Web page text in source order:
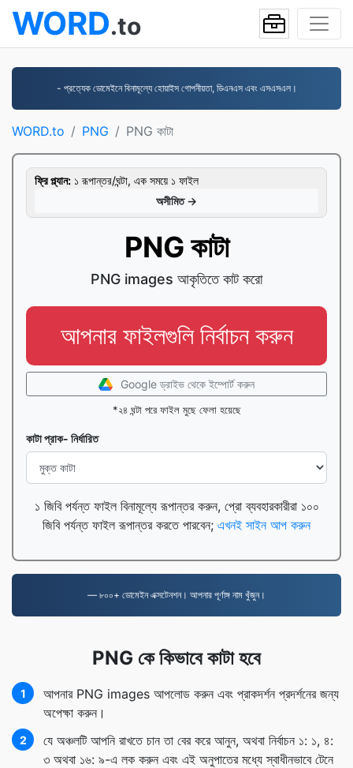
WORD.to
- প্রত্যেক ডোমেইনে বিনামূল্যে হোয়াইস গোপনীয়তা, ডিএনএস এবং এসএসএল।
WORD.to PNG PNG কাটা
ফ্রি প্ল্যান: ১ রূপান্তর/ঘন্টা, এক সময়ে ১ ফাইল
অসীমিত →
PNG কাটা
PNG images আকৃতিতে কাট করো
আপনার ফাইলগুলি নির্বাচন করুন
Google ড্রাইভ থেকে ইম্পোর্ট করুন
*২৪ ঘন্টা পরে ফাইল মুছে ফেলা হয়েছে
কাটা প্রাক- নির্ধারিত
১ জিবি পর্যন্ত ফাইল বিনামূল্যে রূপান্তর করুন, প্রো ব্যবহারকারীরা ১০০
জিবি পর্যন্ত ফাইল রূপান্তর করতে পারবেন; এখনই সাইন আপ করুন
— ৮০০+ ডোমেইন এক্সটেনশন। আপনার পূর্ণাঙ্গ নাম খুঁজুন।
PNG কে কিভাবে কাটা হবে
1
আপনার PNG images আপলোড করুন এবং প্রাকদর্শন প্রদর্শনের জন্য
অপেক্ষা করুন।
2
যে অঞ্চলটি আপনি রাখতে চান তা বের করে আনুন, অথবা নির্বাচন ১: ১, ৪:
৩ অথবা ১৬: ৯-এ লক করুন এবং এই অনুপাতের মধ্যে স্বাধীনভাবে টেনে